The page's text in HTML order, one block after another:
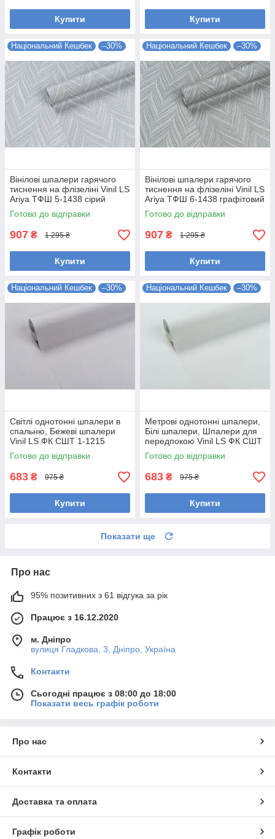
Купити Купити
Національний Кешбек –30%
Вінілові шпалери гарячого
тиснення на флізеліні Vinil LS
Ariya ТФШ 5-1438 сірий
(1,06х10,05м)
Готово до відправки
907 ₴ 1 295 ₴
Купити
Національний Кешбек –30%
Вінілові шпалери гарячого
тиснення на флізеліні Vinil LS
Ariya ТФШ 6-1438 графітовий
(1,06х10,05м)
Готово до відправки
907 ₴ 1 295 ₴
Купити
Національний Кешбек –30%
Світлі однотонні шпалери в
спальню, Бежеві шпалери
Vinil LS ФК СШТ 1-1215
(1,06х10,05м)
Готово до відправки
683 ₴ 975 ₴
Купити
Національний Кешбек –30%
Метрові однотонні шпалери,
Білі шпалери, Шпалери для
передпокою Vinil LS ФК СШТ
8-1215 (1,06х10,05м)
Готово до відправки
683 ₴ 975 ₴
Купити
Показати ще
Про нас
95% позитивних з 61 відгука за рік
Працює з 16.12.2020
м. Дніпро
вулиця Гладкова, 3, Дніпро, Україна
Контакти
Сьогодні працює з 08:00 до 18:00
Показати весь графік роботи
Про нас
Контакти
Доставка та оплата
Графік роботи